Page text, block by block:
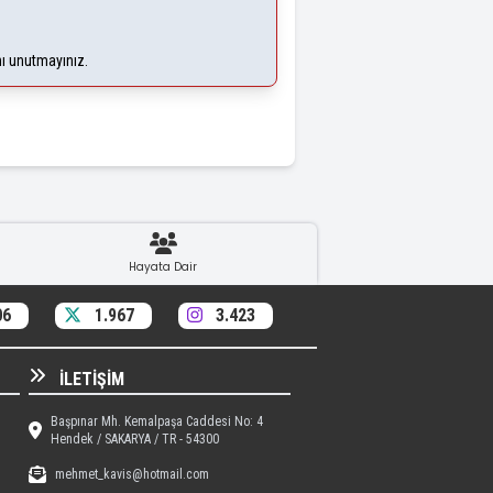
Hayata Dair
1.967 3.423
İLETIŞIM
Başpınar Mh. Kemalpaşa Caddesi No: 4
Hendek / SAKARYA / TR - 54300
mehmet_kavis@hotmail.com